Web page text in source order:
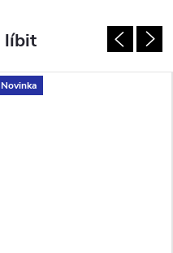
Novinka